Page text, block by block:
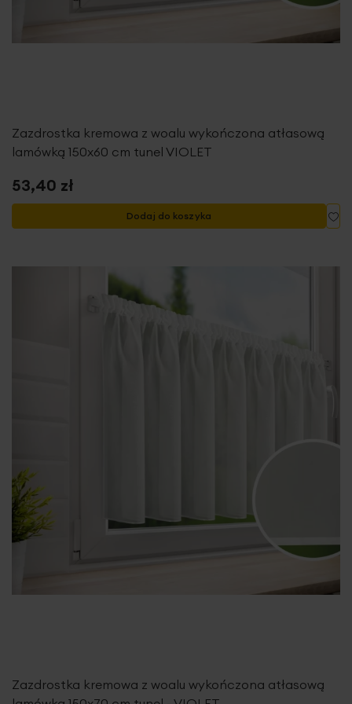
Zazdrostka kremowa z woalu wykończona atłasową
lamówką 150x60 cm tunel VIOLET
53,40 zł
Dodaj do koszyka
Zazdrostka kremowa z woalu wykończona atłasową